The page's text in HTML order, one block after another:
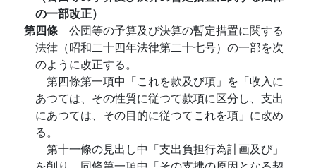
の一部改正）
第四條 公団等の予算及び決算の暫定措置に関する
法律（昭和二十四年法律第二十七号）の一部を次
のように改正する。
第四條第一項中「これを款及び項」を「收入に
あつては、その性質に従つて款項に区分し、支出
にあつては、その目的に従つてこれを項」に改め
る。
第十一條の見出し中「支出負担行為計画及び」